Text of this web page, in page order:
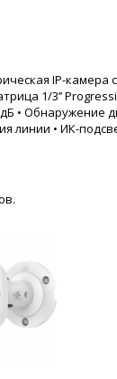
IP-камера
1/3’’
• Обнаружение
линии • ИК-